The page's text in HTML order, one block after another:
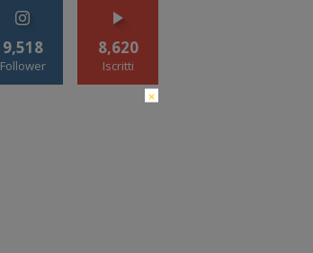
9,518
Follower
8,620
Iscritti
×